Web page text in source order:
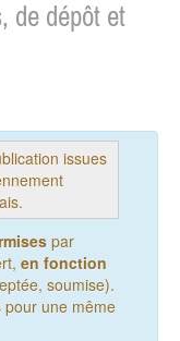
de dépôt et
issues
par
en fonction
soumise).
pour une même